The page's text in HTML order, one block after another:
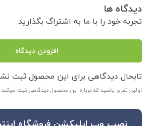
دیدگاه ها
تجربه خود را با ما به اشتراگ بگذارید
افزودن دیدگاه
تابحال دیدگاهی برای این محصول ثبت
اولین نفری باشید که درباره این محصول دیدگاهی ثبت میکند